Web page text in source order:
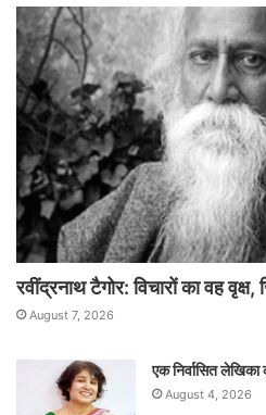
चौकसी
जरूरी
:
प्रीतम
सिवाच
रवींद्रनाथ टैगोर: विचारों का वह
August 7, 2026
एक निर्वासित
August 4, 2026